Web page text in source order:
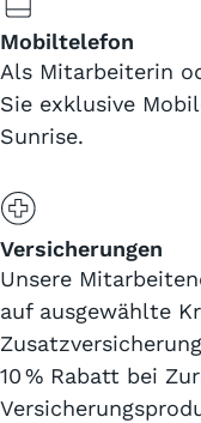
Mobiltelefon
Als Mitarbeiterin
Sie exklusive
Sunrise.
Versicherungen
Unsere
auf ausgewählte
10 % Rabatt bei